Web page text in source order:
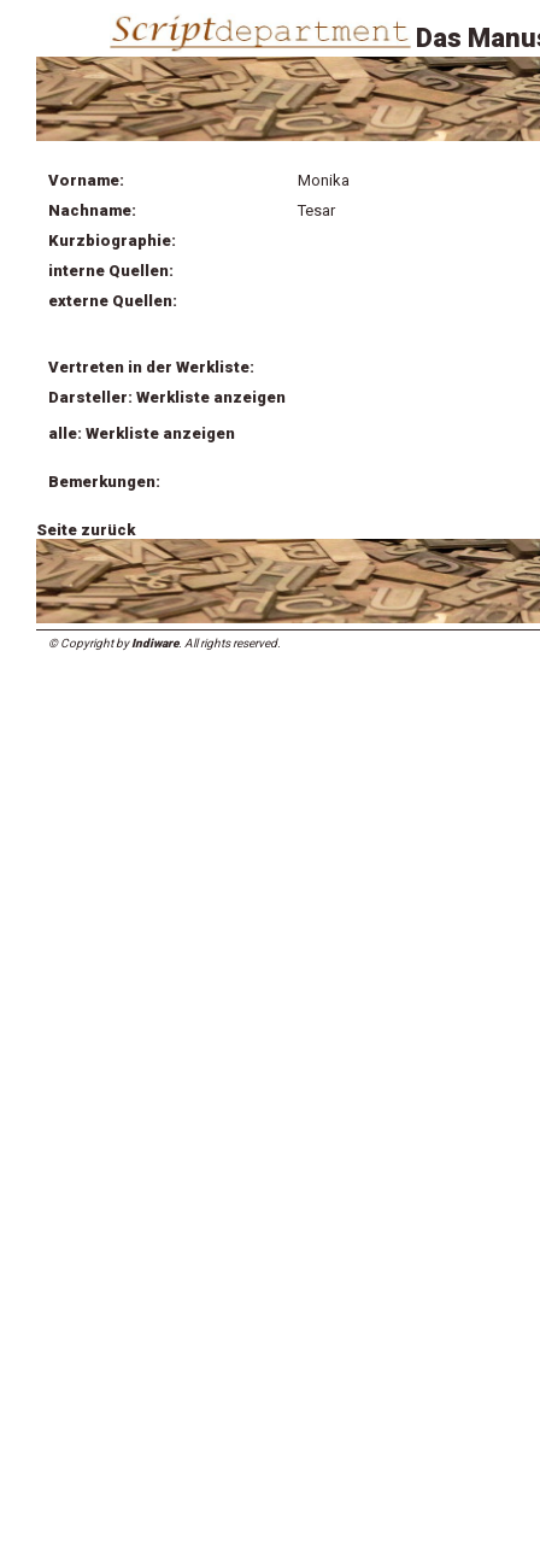
Das
Vorname:
Monika
Nachname:
Tesar
Kurzbiographie:
interne Quellen:
externe Quellen:
Vertreten in der Werkliste:
Darsteller: Werkliste anzeigen
alle: Werkliste anzeigen
Bemerkungen:
Seite zurück
© Copyright byIndiware. All rights reserved.